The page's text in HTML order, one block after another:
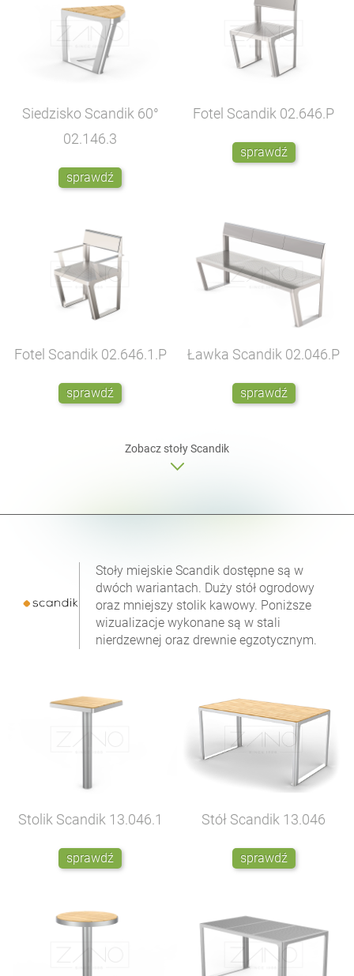
Siedzisko Scandik 60°
02.146.3
sprawdź
Fotel Scandik 02.646.P
sprawdź
Fotel Scandik 02.646.1.P
sprawdź
Ławka Scandik 02.046.P
sprawdź
Zobacz stołyScandik
Stoły miejskie Scandik dostępne są w
dwóch wariantach. Duży stół ogrodowy
oraz mniejszy stolik kawowy. Poniższe
wizualizacje wykonane są w stali
nierdzewnej oraz drewnie egzotycznym.
Stolik Scandik 13.046.1
sprawdź
Stół Scandik 13.046
sprawdź